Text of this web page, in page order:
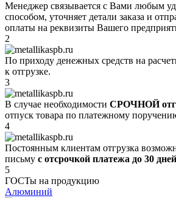
Менеджер связывается с Вами любым
способом, уточняет детали заказа и
оплаты на реквизиты Вашего
2
По приходу денежных средств на
к отгрузке.
3
В случае необходимости СРОЧНОЙ
отпуск товара по платежному
4
Постоянным клиентам отгрузка
письму с отсрочкой платежа до 30
5
ГОСТы на продукцию
Алюминий